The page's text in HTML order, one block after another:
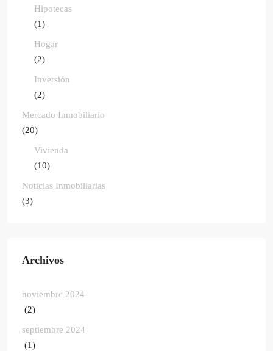
Hipotecas
(1)
Hogar
(2)
Inversión
(2)
Mercado Inmobiliario
(20)
Vivienda
(10)
Noticias Inmobiliarias
(3)
Archivos
noviembre 2024
(2)
septiembre 2024
(1)